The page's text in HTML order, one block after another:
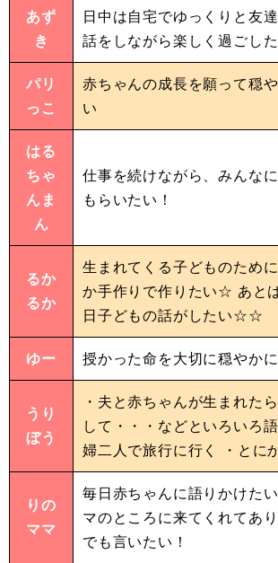
あず
き
日中は自宅でゆっくりと友
話をしながら楽しく過ごした
パリ
っこ
赤ちゃんの成長を願って穏
い
はる
ちゃ
んま
ん
仕事を続けながら、みんな
もらいたい！
るか
るか
生まれてくる子どものため
か手作りで作りたい☆ あと
日子どもの話がしたい☆☆
ゆー 授かった命を大切に穏やかに
うり
ぼう
・夫と赤ちゃんが生まれた
して・・・などといろいろ
婦二人で旅行に行く ・とに
りの
ママ
毎日赤ちゃんに語りかけた
マのところに来てくれてあ
でも言いたい！